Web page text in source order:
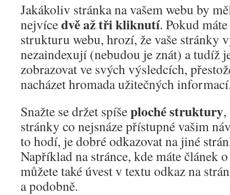
Jakákoliv stránka na vašem webu by
nejvícedvě až tři kliknutí. Pokud
strukturu webu, hrozí, že vaše stránky
nezaindexují (nebudou je znát) a tudíž
zobrazovat ve svých výsledcích,
nacházet hromada užitečných
Snažte se držet spíšeploché struktury,
stránky co nejsnáze přístupné vašim
to hodí, je dobré odkazovat na jiné
Například na stránce, kde máte článek
můžete také úvest v textu odkaz na
a podobně.